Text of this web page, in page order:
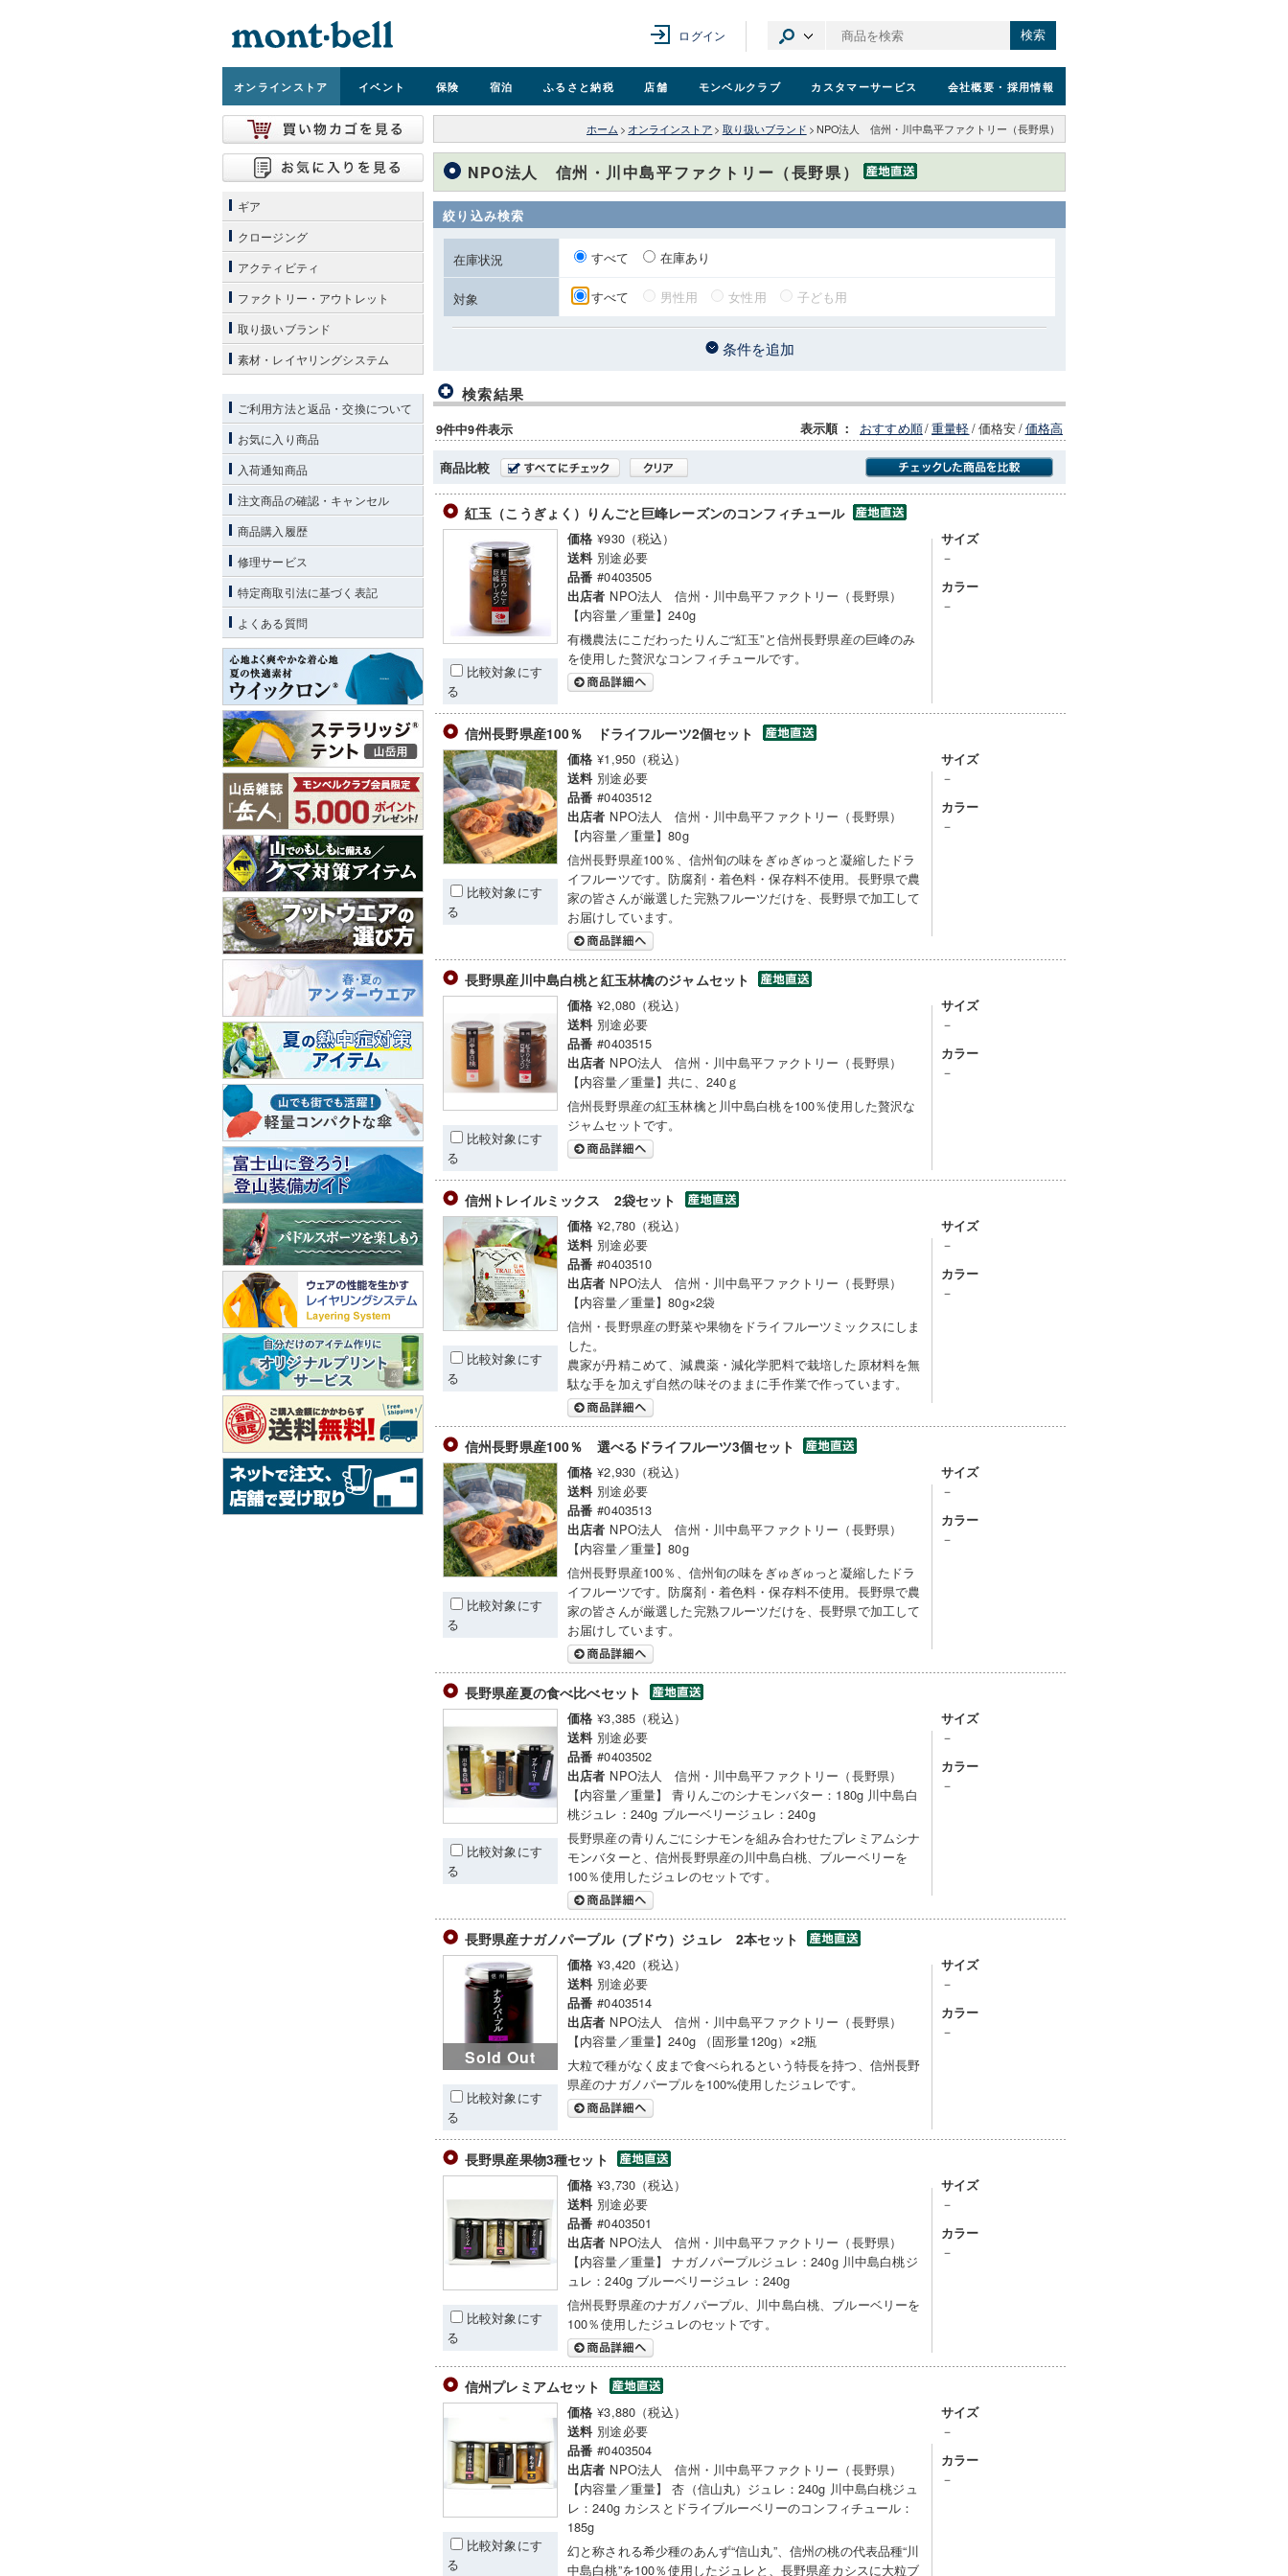
ログイン 検索
オンラインストア イベント 保険 宿泊 ふるさと納税 店舗 モンベルクラブ カスタマーサービス 会社概要 ・採用情報
ホーム > オンラインストア > 取り扱いブランド > NPO法人 信州・川中島平ファクトリー（長野県）
NPO法人 信州・川中島平ファクトリー（長野県）
絞り込み検索
在庫状況 すべて 在庫あり
対象 すべて 男性用 女性用 子ども用
条件を追加
検索結果
9件中9件表示 表示順 ： おすすめ順/重量軽/価格安/価格高
商品比較
商品にのみフォーカスする
紅玉（こうぎょく）りんごと巨峰レーズンのコンフィチュール
比較対象にす
る
価格 ¥930（税込）
送料 別途必要
品番 #0403505
出店者 NPO法人 信州・川中島平ファクトリー（長野県）
【内容量／重量】240g
有機農法にこだわったりんご“紅玉”と信州長野県産の巨峰のみ
を使用した贅沢なコンフィチュールです。
サイズ
－
カラー
－
信州長野県産100％ ドライフルーツ2個セット
比較対象にす
る
価格 ¥1,950（税込）
送料 別途必要
品番 #0403512
出店者 NPO法人 信州・川中島平ファクトリー（長野県）
【内容量／重量】80g
信州長野県産100％、信州旬の味をぎゅぎゅっと凝縮したドラ
イフルーツです。防腐剤・着色料・保存料不使用。長野県で農
家の皆さんが厳選した完熟フルーツだけを、長野県で加工して
お届けしています。
サイズ
－
カラー
－
長野県産川中島白桃と紅玉林檎のジャムセット
比較対象にす
る
価格 ¥2,080（税込）
送料 別途必要
品番 #0403515
出店者 NPO法人 信州・川中島平ファクトリー（長野県）
【内容量／重量】共に、240ｇ
信州長野県産の紅玉林檎と川中島白桃を100％使用した贅沢な
ジャムセットです。
サイズ
－
カラー
－
信州トレイルミックス 2袋セット
比較対象にす
る
価格 ¥2,780（税込）
送料 別途必要
品番 #0403510
出店者 NPO法人 信州・川中島平ファクトリー（長野県）
【内容量／重量】80g×2袋
信州・長野県産の野菜や果物をドライフルーツミックスにしま
した。
農家が丹精こめて、減農薬・減化学肥料で栽培した原材料を無
駄な手を加えず自然の味そのままに手作業で作っています。
サイズ
－
カラー
－
信州長野県産100％ 選べるドライフルーツ3個セット
比較対象にす
る
価格 ¥2,930（税込）
送料 別途必要
品番 #0403513
出店者 NPO法人 信州・川中島平ファクトリー（長野県）
【内容量／重量】80g
信州長野県産100％、信州旬の味をぎゅぎゅっと凝縮したドラ
イフルーツです。防腐剤・着色料・保存料不使用。長野県で農
家の皆さんが厳選した完熟フルーツだけを、長野県で加工して
お届けしています。
サイズ
－
カラー
－
長野県産夏の食べ比べセット
比較対象にす
る
価格 ¥3,385（税込）
送料 別途必要
品番 #0403502
出店者 NPO法人 信州・川中島平ファクトリー（長野県）
【内容量／重量】 青りんごのシナモンバター：180g 川中島白
桃ジュレ：240g ブルーベリージュレ：240g
長野県産の青りんごにシナモンを組み合わせたプレミアムシナ
モンバターと、信州長野県産の川中島白桃、ブルーベリーを
100％使用したジュレのセットです。
サイズ
－
カラー
－
長野県産ナガノパープル（ブドウ）ジュレ 2本セット
Sold Out
比較対象にす
る
価格 ¥3,420（税込）
送料 別途必要
品番 #0403514
出店者 NPO法人 信州・川中島平ファクトリー（長野県）
【内容量／重量】240g （固形量120g）×2瓶
大粒で種がなく皮まで食べられるという特長を持つ、信州長野
県産のナガノパープルを100%使用したジュレです。
サイズ
－
カラー
－
長野県産果物3種セット
比較対象にす
る
価格 ¥3,730（税込）
送料 別途必要
品番 #0403501
出店者 NPO法人 信州・川中島平ファクトリー（長野県）
【内容量／重量】 ナガノパープルジュレ：240g 川中島白桃ジ
ュレ：240g ブルーベリージュレ：240g
信州長野県産のナガノパープル、川中島白桃、ブルーベリーを
100％使用したジュレのセットです。
サイズ
－
カラー
－
信州プレミアムセット
比較対象にす
る
価格 ¥3,880（税込）
送料 別途必要
品番 #0403504
出店者 NPO法人 信州・川中島平ファクトリー（長野県）
【内容量／重量】 杏（信山丸）ジュレ：240g 川中島白桃ジュ
レ：240g カシスとドライブルーベリーのコンフィチュール：
185g
幻と称される希少種のあんず“信山丸”、信州の桃の代表品種“川
中島白桃”を100％使用したジュレと、長野県産カシスに大粒ブ
サイズ
－
カラー
－
ギア
クロージング
アクティビティ
ファクトリー・アウトレット
取り扱いブランド
素材・レイヤリングシステム
ご利用方法と返品・交換について
お気に入り商品
入荷通知商品
注文商品の確認・キャンセル
商品購入履歴
修理サービス
特定商取引法に基づく表記
よくある質問